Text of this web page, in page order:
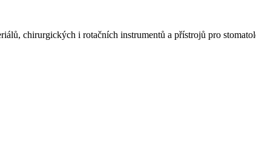
chirurgických i rotačních instrumentů a přístrojů pro